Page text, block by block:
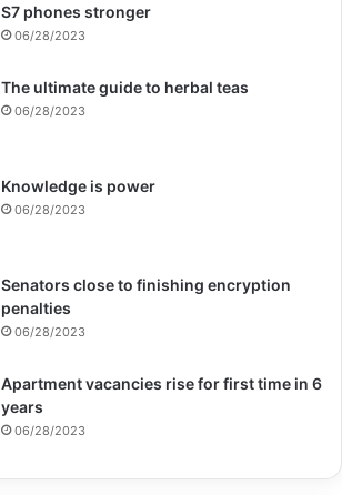
S7 phones stronger
06/28/2023
The ultimate guide to herbal teas
06/28/2023
Knowledge is power
06/28/2023
Senators close to finishing encryption
penalties
06/28/2023
Apartment vacancies rise for first time in 6
years
06/28/2023